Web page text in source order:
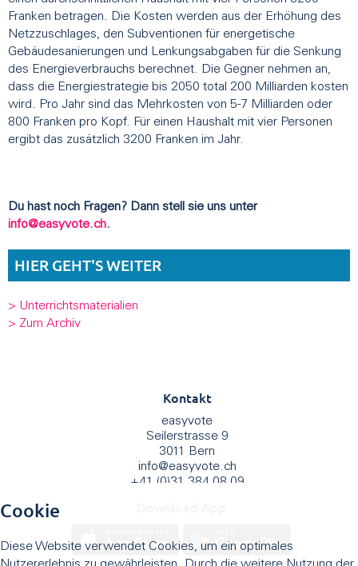
Franken betragen. Die Kosten werden aus der Erhöhung des
Netzzuschlages, den Subventionen für energetische
Gebäudesanierungen und Lenkungsabgaben für die Senkung
des Energieverbrauchs berechnet. Die Gegner nehmen an,
dass die Energiestrategie bis 2050 total 200 Milliarden kosten
wird. Pro Jahr sind das Mehrkosten von 5-7 Milliarden oder
800 Franken pro Kopf. Für einen Haushalt mit vier Personen
ergibt das zusätzlich 3200 Franken im Jahr.
Du hast noch Fragen? Dann stell sie uns unter
info@easyvote.ch.
HIER GEHT'S WEITER
> Unterrichtsmaterialien
> Zum Archiv
Kontakt
easyvote
Seilerstrasse 9
3011 Bern
info@easyvote.ch
+41 (0)31 384 08 09
Cookie
Diese Website verwendet Cookies, um ein optimales